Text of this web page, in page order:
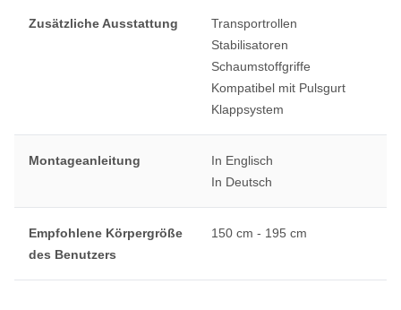
Zusätzliche Ausstattung
Transportrollen
Stabilisatoren
Schaumstoffgriffe
Kompatibel mit Pulsgurt
Klappsystem
Montageanleitung
In Englisch
In Deutsch
Empfohlene Körpergröße
des Benutzers
150 cm - 195 cm